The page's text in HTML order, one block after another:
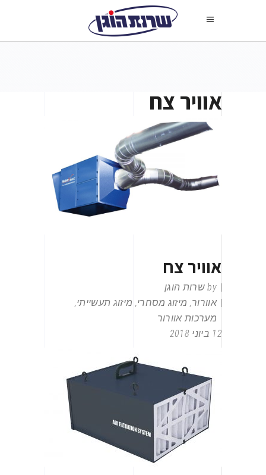
אוויר צח
אוויר צח
by שרות הוגן
אוורור, מיזוג מסחרי, מיזוג תעשייתי,
מערכות אוורור
12 ביוני 2018